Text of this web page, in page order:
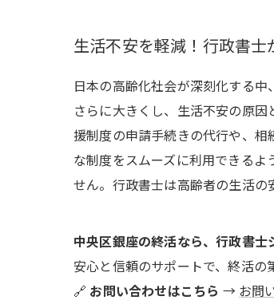
生活不安を軽減！行政書
日本の高齢化社会が深刻化する
さらに大きくし、生活不安の原
援制度の申請手続きの代行や、相
な制度をスムーズに利用できる
せん。行政書士は高齢者の生活の
中央区銀座の終活なら、行政書士
安心と信頼のサポートで、終活の
🔗 お問い合わせはこちら → お問